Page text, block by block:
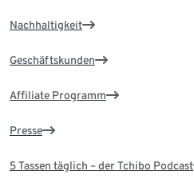
Nachhaltigkeit
Geschäftskunden
Affiliate Programm
Presse
5 Tassen täglich – der Tchibo Podcast